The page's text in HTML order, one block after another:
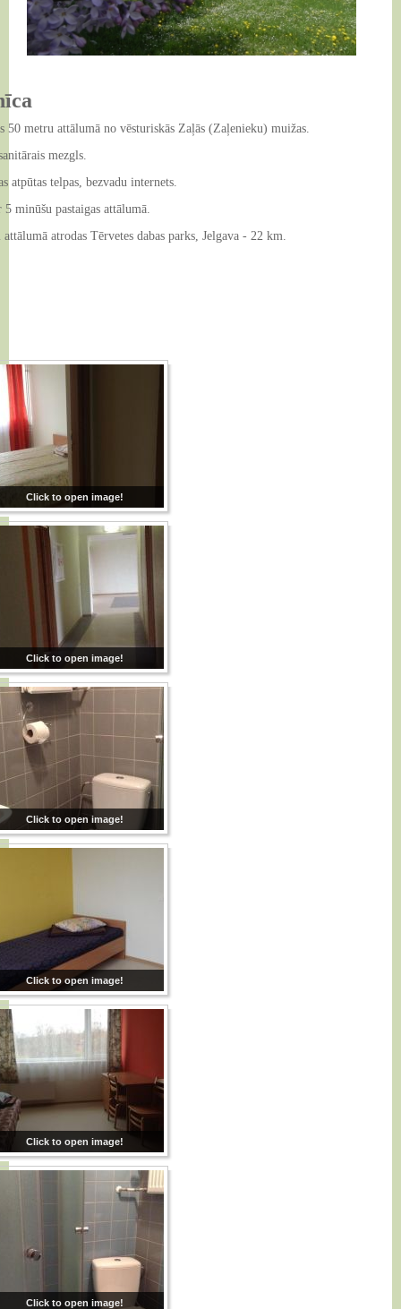
Dokumenti
Karjeras atbalsts
Augkopība
Vispārējā izglītība
E-vide
Kontakti
50 metru attālumā no vēsturiskās Zaļās (Zaļenieku) muižas.
mezgls.
atpūtas telpas, bezvadu internets.
minūšu pastaigas attālumā.
atrodas Tērvetes dabas parks, Jelgava - 22 km.
Click to open image!
Click to open image!
Click to open image!
Click to open image!
Click to open image!
Click to open image!